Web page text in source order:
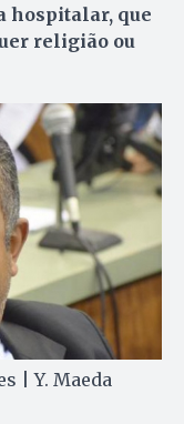
hospitalar, que
religião ou
| Y. Maeda